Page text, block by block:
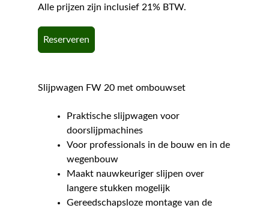
Alle prijzen zijn inclusief 21% BTW.
Reserveren
Slijpwagen FW 20 met ombouwset
Praktische slijpwagen voor
doorslijpmachines
Voor professionals in de bouw en in de
wegenbouw
Maakt nauwkeuriger slijpen over
langere stukken mogelijk
Gereedschapsloze montage van de